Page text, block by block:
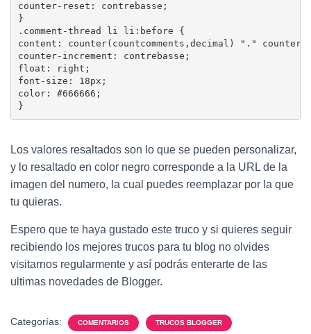
counter-reset: contrebasse;
}
.comment-thread li li:before {
content: counter(countcomments,decimal) "."
counter-increment: contrebasse;
float: right;
font-size: 18px;
color: #666666;
}
Los valores resaltados son lo que se pueden personalizar,
y lo resaltado en color negro corresponde a la URL de la
imagen del numero, la cual puedes reemplazar por la que
tu quieras.
Espero que te haya gustado este truco y si quieres seguir
recibiendo los mejores trucos para tu blog no olvides
visitarnos regularmente y así podrás enterarte de las
ultimas novedades de Blogger.
Categorías: COMENTARIOS TRUCOS BLOGGER